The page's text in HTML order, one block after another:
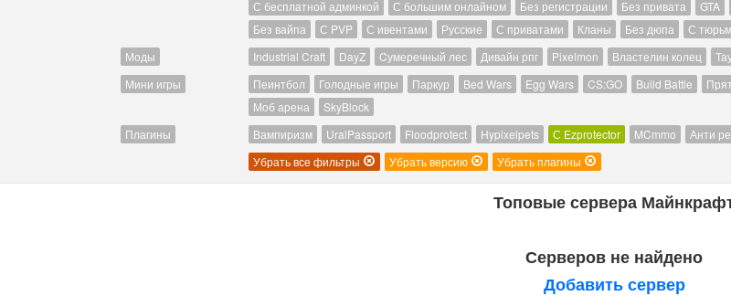
С бесплатной админкой
С большим онлайном Без регистрации Без привата GTA
Без вайпа
С PVP С ивентами Русские С приватами Кланы Без дюпа С
Моды
Industrial Craft DayZ Cумеречный лес Дивайн рпг Pixelmon Властелин колец
Мини игры
Пеинтбол Голодные игры Паркур Bed Wars Egg Wars CS:GO Build Battle
Моб арена
SkyBlock
Плагины
Вампиризм UralPassport Floodprotect Hypixelpets С Ezprotector MCmmo Анти
Убрать все фильтры
Убрать версию Убрать плагины
Топовые сервера
Серверов не найдено
Добавить сервер